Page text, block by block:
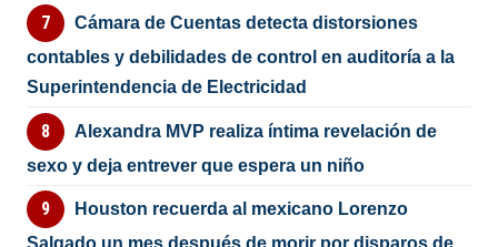
Cámara de Cuentas detecta distorsiones
contables y debilidades de control en auditoría a la
Superintendencia de Electricidad
Alexandra MVP realiza íntima revelación de
sexo y deja entrever que espera un niño
Houston recuerda al mexicano Lorenzo